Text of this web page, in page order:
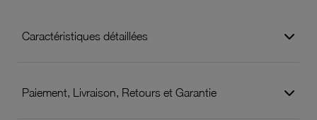
Caractéristiques détaillées
Paiement, Livraison, Retours et Garantie